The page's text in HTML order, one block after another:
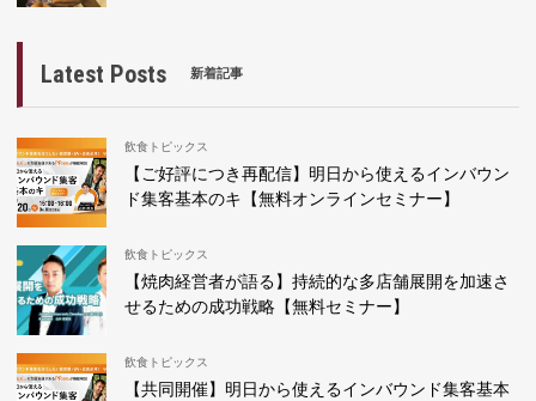
Latest Posts 新着記事
飲食トピックス
【ご好評につき再配信】明日から使えるインバウン
ド集客基本のキ【無料オンラインセミナー】
飲食トピックス
【焼肉経営者が語る】持続的な多店舗展開を加速さ
せるための成功戦略【無料セミナー】
飲食トピックス
【共同開催】明日から使えるインバウンド集客基本